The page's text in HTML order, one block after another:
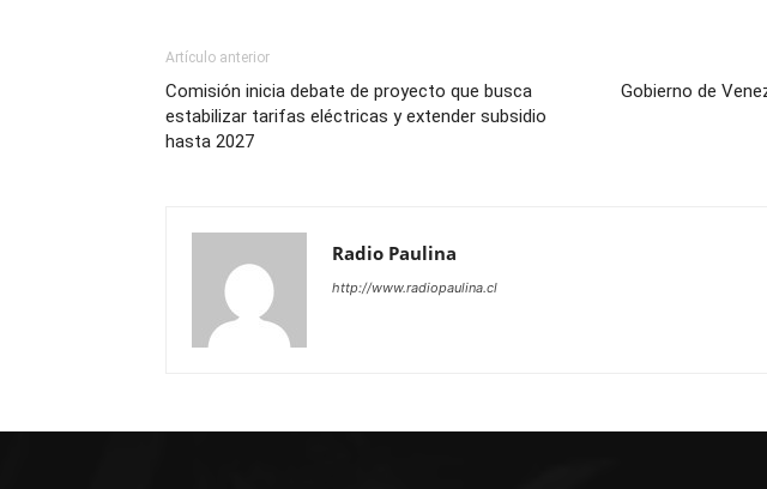
Artículo anterior
Comisión inicia debate de proyecto que busca
estabilizar tarifas eléctricas y extender subsidio
hasta 2027
Gobierno de
Radio Paulina
http://www.radiopaulina.cl